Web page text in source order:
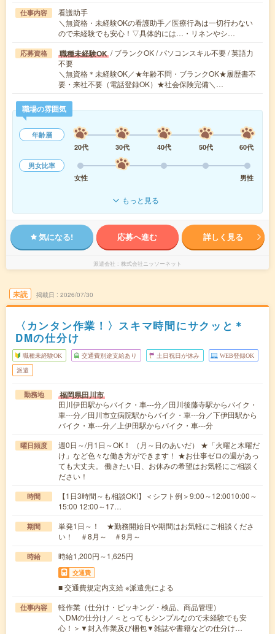
仕事内容
看護助手
＼無資格・未経験OKの看護助手／医療行為は一切行わない
ので未経験でも安心！▽具体的には…・リネンやシ…
応募資格 職種未経験OK / ブランクOK / パソコンスキル不要 / 英語力
不要
＼無資格＊未経験OK／★年齢不問・ブランクOK★履歴書不
要・来社不要（電話登録OK）★社会保険完備＼…
職場の雰囲気
年齢層
20代
30代 40代 50代
60代
男女比率
女性
男性
もっと見る
気になる! 応募へ進む 詳しく見る
派遣会社 株式会社ニッソーネット
未読 掲載日 2026/07/30
〈カンタン作業！〉スキマ時間にサクッと＊
DMの仕分け
職種未経験OK 交通費別途支給あり 土日祝日が休み WEB登録OK
派遣
勤務地 福岡県田川市
田川伊田駅からバイク・車---分／田川後藤寺駅からバイク・
車---分／田川市立病院駅からバイク・車---分／下伊田駅から
バイク・車---分／上伊田駅からバイク・車---分
曜日頻度
週0日～/月1日～OK！ （月～日のあいだ） ★「火曜と木曜だ
け」など色々な働き方ができます！ ★お仕事ゼロの週があっ
ても大丈夫。 働きたい日、お休みの希望はお気軽にご相談く
ださい！
時間
【1日3時間～も相談OK!】＜シフト例＞9:00～12:0010:00～
15:00 12:00～17…
期間
単発1日～！ ★勤務開始日や期間はお気軽にご相談くださ
い！ ＃8月～ ＃9月～
時給 時給1,200円～1,625円
交通費
■ 交通費規定内支給 ※派遣先による
仕事内容
軽作業（仕分け・ピッキング・検品、商品管理）
＼DMの仕分け／＜とってもシンプルなので未経験でも安
心！＞▼封入作業及び梱包▼雑誌や書籍などの仕分け…